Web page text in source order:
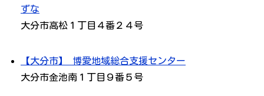
ずな
大分市高松１丁目４番２４号
【大分市】 博愛地域総合支援センター
大分市金池南１丁目９番５号